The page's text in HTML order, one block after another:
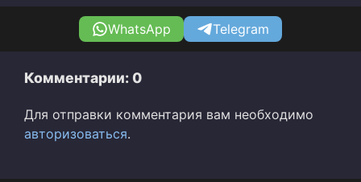
WhatsApp Telegram
Комментарии: 0
Для отправки комментария вам необходимо
авторизоваться.